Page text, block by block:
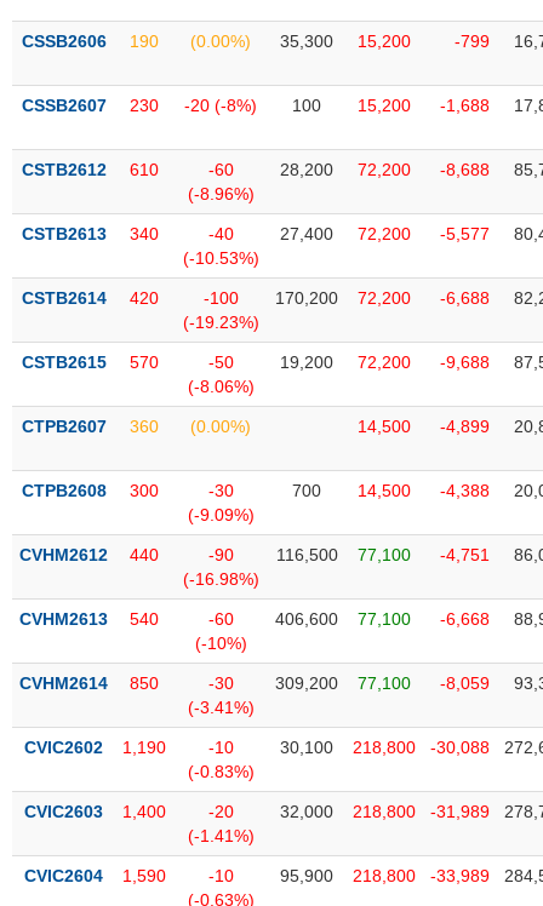
CSSB2606 190 (0.00%) 35,300 15,200 -799
CSSB2607 230 -20 (-8%) 100 15,200 -1,688
CSTB2612 610
-60
(-8.96%)
28,200 72,200 -8,688
CSTB2613 340
-40
(-10.53%)
27,400 72,200 -5,577
CSTB2614 420
-100
(-19.23%)
170,200 72,200 -6,688
CSTB2615 570
-50
(-8.06%)
19,200 72,200 -9,688
CTPB2607 360 (0.00%) 14,500 -4,899
CTPB2608 300
-30
(-9.09%)
700 14,500 -4,388
CVHM2612 440
-90
(-16.98%)
116,500 77,100 -4,751
CVHM2613 540
-60
(-10%)
406,600 77,100 -6,668
CVHM2614 850
-30
(-3.41%)
309,200 77,100 -8,059
CVIC2602 1,190
-10
(-0.83%)
30,100 218,800 -30,088
CVIC2603 1,400
-20
(-1.41%)
32,000 218,800 -31,989
CVIC2604 1,590
-10
(-0.63%)
95,900 218,800 -33,989
ĐỘNG
SẢN
Mã
khoán
(-)
Tất cả Cổ phiếu Chỉ số Chứng chỉ quỹ Chứng
Lãnh
đạo
Tất cả Người nội bộ Người liên quan Cổ đông lớn
Tin
(-)
Bài
tác
Báo
cáo
tích
(-)
Thuật